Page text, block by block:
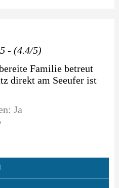
- (4.4/5)
Familie betreut
direkt am Seeufer ist
Ja